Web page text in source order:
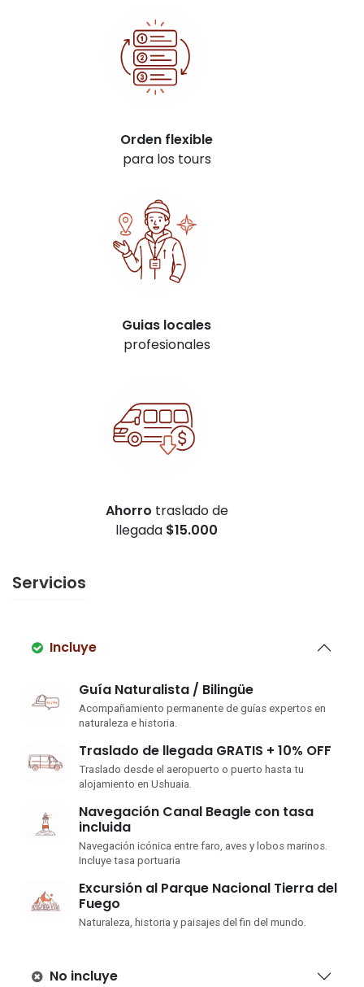
Orden flexible
para los tours
Guias locales
profesionales
Ahorro traslado de
llegada $15.000
Servicios
Incluye
Guía Naturalista / Bilingüe
Acompañamiento permanente de guías expertos en
naturaleza e historia.
Traslado de llegada GRATIS + 10% OFF
Traslado desde el aeropuerto o puerto hasta tu
alojamiento en Ushuaia.
Navegación Canal Beagle con tasa
incluida
Navegación icónica entre faro, aves y lobos marinos.
Incluye tasa portuaria
Excursión al Parque Nacional Tierra del
Fuego
Naturaleza, historia y paisajes del fin del mundo.
No incluye